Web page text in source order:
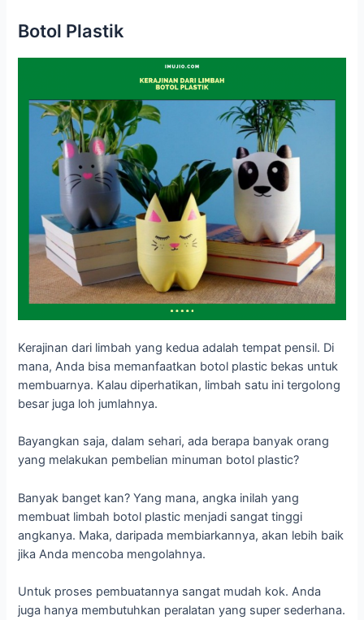
Botol Plastik
Kerajinan dari limbah yang kedua adalah tempat pensil. Di
mana, Anda bisa memanfaatkan botol plastic bekas untuk
membuarnya. Kalau diperhatikan, limbah satu ini tergolong
besar juga loh jumlahnya.
Bayangkan saja, dalam sehari, ada berapa banyak orang
yang melakukan pembelian minuman botol plastic?
Banyak banget kan? Yang mana, angka inilah yang
membuat limbah botol plastic menjadi sangat tinggi
angkanya. Maka, daripada membiarkannya, akan lebih baik
jika Anda mencoba mengolahnya.
Untuk proses pembuatannya sangat mudah kok. Anda
juga hanya membutuhkan peralatan yang super sederhana.